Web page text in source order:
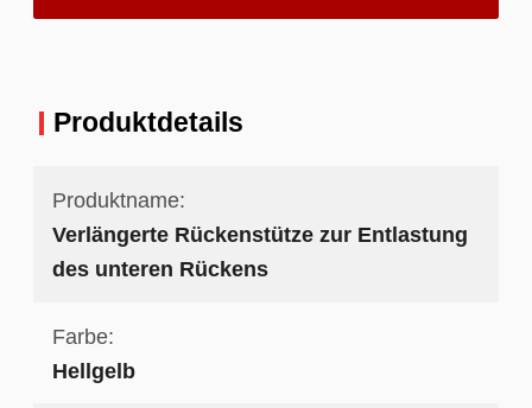
Produktdetails
Produktname:
Verlängerte Rückenstütze zur Entlastung
des unteren Rückens
Farbe:
Hellgelb